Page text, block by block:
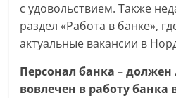
с удовольствием. Также
раздел «Работа в банке»,
актуальные вакансии в
Персонал банка –
вовлечен в работу банка